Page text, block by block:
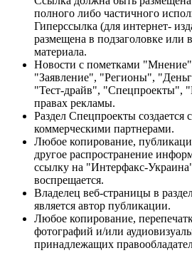
полного либо частичного
Гиперссылка (для интернет-
размещена в подзаголовке или
материала.
Новости с пометками
"Заявление", "Регионы",
"Тест-драйв", "Спецпроекты",
правах рекламы.
Раздел Спецпроекты создается
коммерческими партнерами.
Любое копирование,
другое распространение
ссылку на "Интерфакс-
воспрещается.
Владелец веб-страницы в
является автор публикации.
Любое копирование,
фотографий и/или
принадлежащих